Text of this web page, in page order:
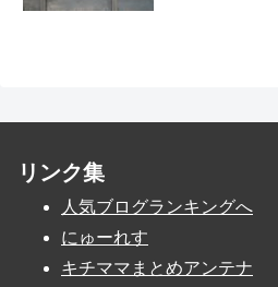
リンク集
人気ブログランキングへ
にゅーれす
キチママまとめアンテナ